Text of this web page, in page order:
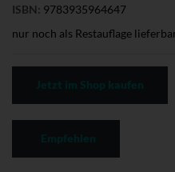
ISBN: 9783935964647
nur noch als Restauflage